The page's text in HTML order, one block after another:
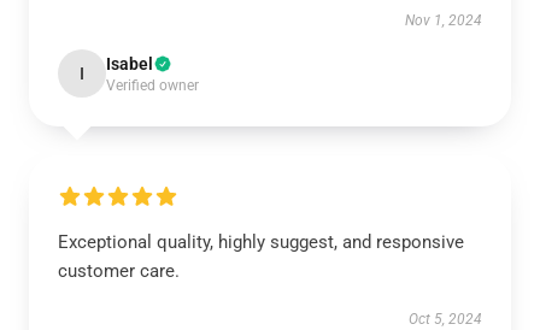
Nov 1, 2024
I Isabel
Verified owner
Exceptional quality, highly suggest, and responsive
customer care.
Oct 5, 2024